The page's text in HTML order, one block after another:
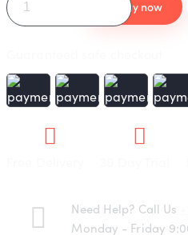
Buy now
Need Help? Call Us
Monday - Friday